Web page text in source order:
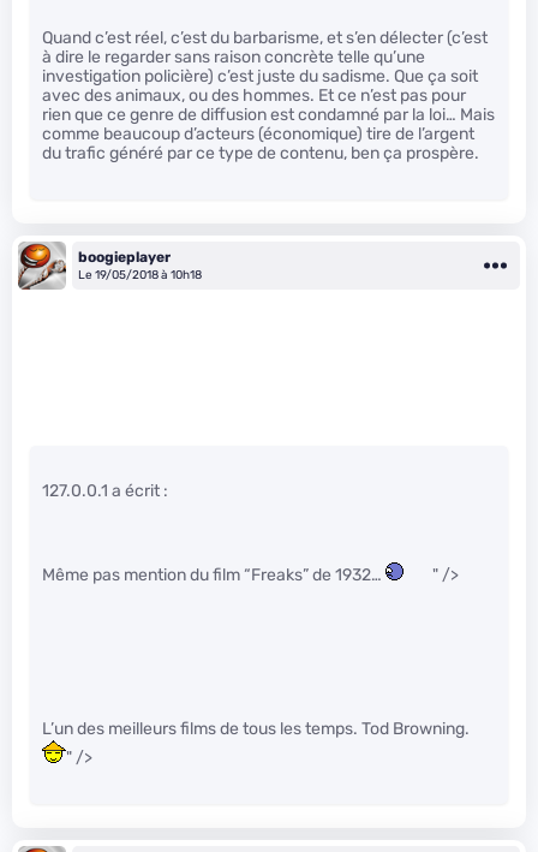
Quand c’est réel, c’est du barbarisme, et s’en délecter (c’est
à dire le regarder sans raison concrète telle qu’une
investigation policière) c’est juste du sadisme. Que ça soit
avec des animaux, ou des hommes. Et ce n’est pas pour
rien que ce genre de diffusion est condamné par la loi… Mais
comme beaucoup d’acteurs (économique) tire de l’argent
du trafic généré par ce type de contenu, ben ça prospère.
boogieplayer
Le 19/05/2018 à 10h18
127.0.0.1 a écrit :
Même pas mention du film “Freaks” de 1932… " />
L’un des meilleurs films de tous les temps. Tod Browning.
" />